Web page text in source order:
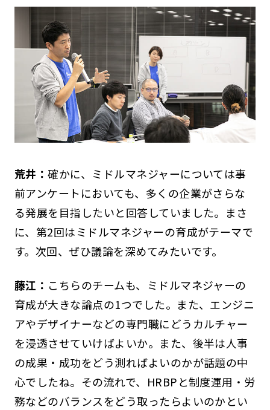
荒井：確かに、ミドルマネジャーについては事
前アンケートにおいても、多くの企業がさらな
る発展を目指したいと回答していました。まさ
に、第2回はミドルマネジャーの育成がテーマで
す。次回、ぜひ議論を深めてみたいです。
藤江： こちらのチームも、ミドルマネジャーの
育成が大きな論点の1つでした。また、エンジニ
アやデザイナーなどの専門職にどうカルチャー
を浸透させていけばよいか。また、後半は人事
の成果・成功をどう測ればよいのかが話題の中
心でしたね。その流れで、HRBPと制度運用・労
務などのバランスをどう取ったらよいのかとい